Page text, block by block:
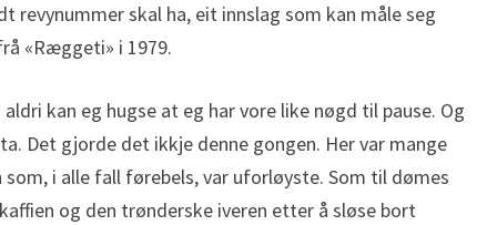
skal ha, eit innslag som kan måle seg
«Ræggeti» i 1979.
kan eg hugse at eg har vore like nøgd til pause. Og
Det gjorde det ikkje denne gongen. Her var mange
i alle fall førebels, var uforløyste. Som til dømes
og den trønderske iveren etter å sløse bort